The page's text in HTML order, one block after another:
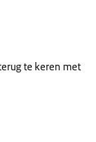
te keren met